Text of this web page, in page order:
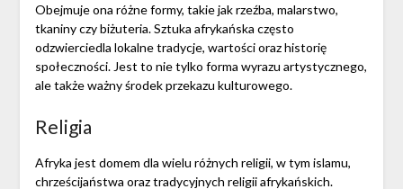
Obejmuje ona różne formy, takie jak rzeźba, malarstwo,
tkaniny czy biżuteria. Sztuka afrykańska często
odzwierciedla lokalne tradycje, wartości oraz historię
społeczności. Jest to nie tylko forma wyrazu artystycznego,
ale także ważny środek przekazu kulturowego.
Religia
Afryka jest domem dla wielu różnych religii, w tym islamu,
chrześcijaństwa oraz tradycyjnych religii afrykańskich.